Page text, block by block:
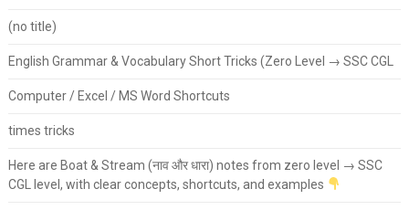
(no title)
English Grammar & Vocabulary Short Tricks (Zero Level → SSC CGL
Computer / Excel / MS Word Shortcuts
times tricks
Here are Boat & Stream (नाव और धारा) notes from zero level → SSC
CGL level, with clear concepts, shortcuts, and examples